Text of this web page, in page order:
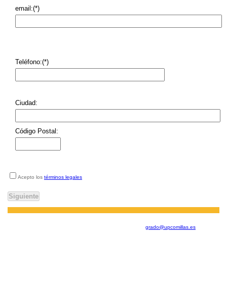
email:(*)
Teléfono:(*)
Ciudad:
Código Postal:
Acepto los términos legales
grado@upcomillas.es